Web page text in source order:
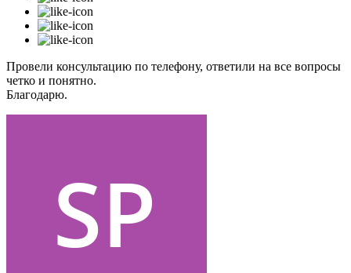
Провели консультацию по телефону, ответили на все вопросы
четко и понятно.
Благодарю.